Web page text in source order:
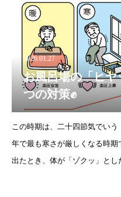
2026.01.27
お風呂場の「ヒ
つの対策✊
この時期は、二十四節気でい
年で最も寒さが厳しくなる時
出たとき、体が「ゾクッ」と